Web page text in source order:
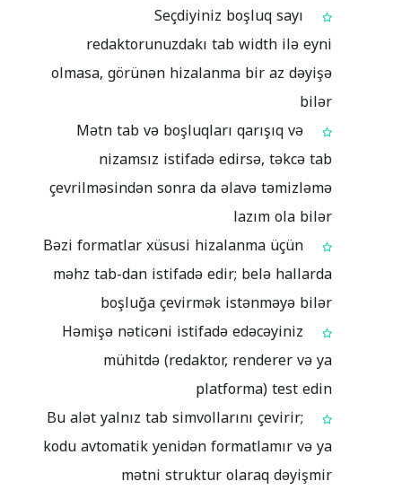
Seçdiyiniz boşluq sayı
redaktorunuzdakı tab width ilə eyni
olmasa, görünən hizalanma bir az dəyişə
bilər
Mətn tab və boşluqları qarışıq və
nizamsız istifadə edirsə, təkcə tab
çevrilməsindən sonra da əlavə təmizləmə
lazım ola bilər
Bəzi formatlar xüsusi hizalanma üçün
məhz tab-dan istifadə edir; belə hallarda
boşluğa çevirmək istənməyə bilər
Həmişə nəticəni istifadə edəcəyiniz
mühitdə (redaktor, renderer və ya
platforma) test edin
Bu alət yalnız tab simvollarını çevirir;
kodu avtomatik yenidən formatlamır və ya
mətni struktur olaraq dəyişmir